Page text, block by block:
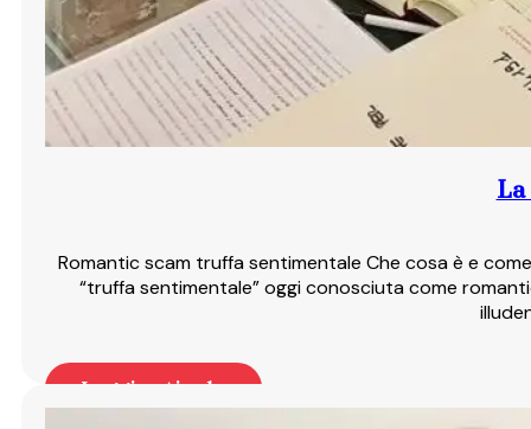
Romantic scam truffa sentimentale Che cosa è e
“truffa sentimentale” oggi conosciuta come
Leggi articolo